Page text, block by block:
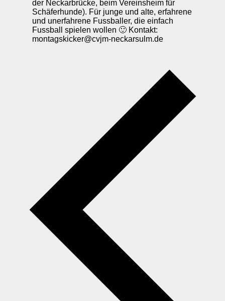
der Neckarbrücke, beim Vereinsheim für
Schäferhunde). Für junge und alte, erfahrene
und unerfahrene Fussballer, die einfach
Fussball spielen wollen 🙂 Kontakt:
montagskicker@cvjm-neckarsulm.de